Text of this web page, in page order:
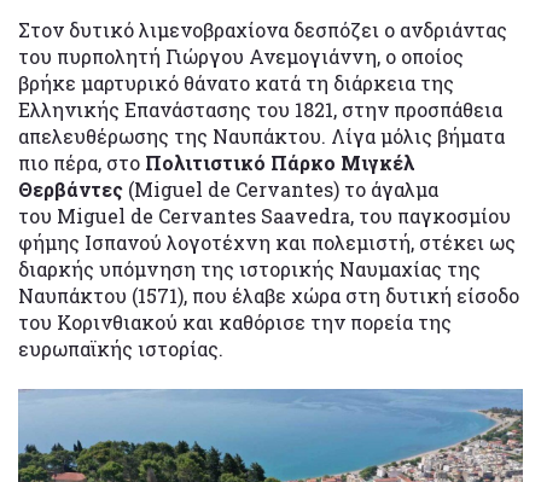
Στον δυτικό λιμενοβραχίονα δεσπόζει ο ανδριάντας
του πυρπολητή Γιώργου Ανεμογιάννη, ο οποίος
βρήκε μαρτυρικό θάνατο κατά τη διάρκεια της
Ελληνικής Επανάστασης του 1821, στην προσπάθεια
απελευθέρωσης της Ναυπάκτου. Λίγα μόλις βήματα
πιο πέρα, στο Πολιτιστικό Πάρκο Μιγκέλ
Θερβάντες (Miguel de Cervantes) το άγαλμα
του Miguel de Cervantes Saavedra, του παγκοσμίου
φήμης Ισπανού λογοτέχνη και πολεμιστή, στέκει ως
διαρκής υπόμνηση της ιστορικής Ναυμαχίας της
Ναυπάκτου (1571), που έλαβε χώρα στη δυτική είσοδο
του Κορινθιακού και καθόρισε την πορεία της
ευρωπαϊκής ιστορίας.